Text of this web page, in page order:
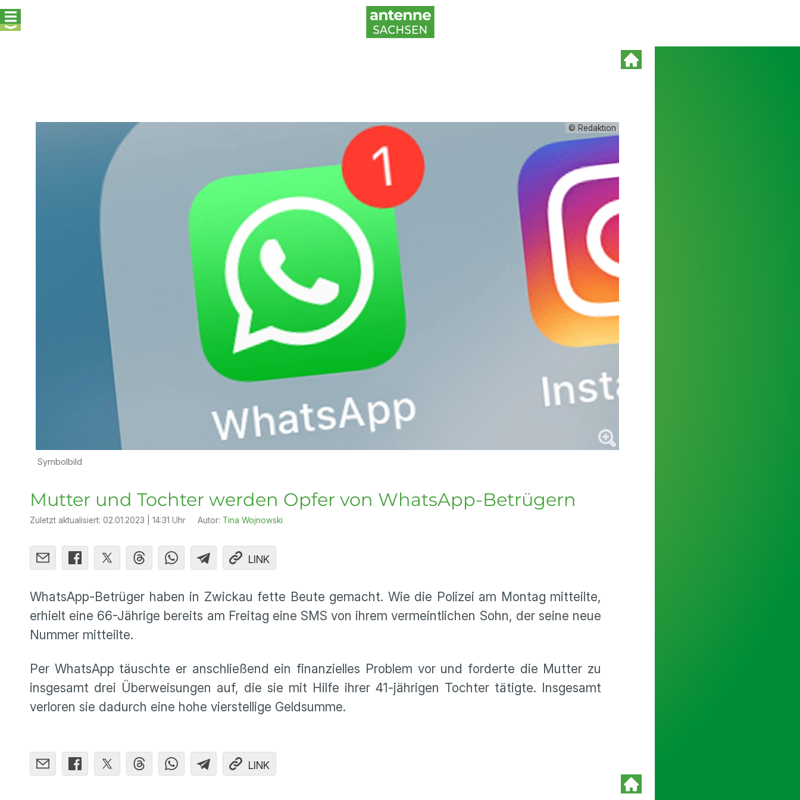
© Redaktion
Symbolbild
Mutter und Tochter werden Opfer von WhatsApp-Betrügern
Zuletzt aktualisiert: 02.01.2023 | 14:31 Uhr Autor: Tina Wojnowski
LINK
WhatsApp-Betrüger haben in Zwickau fette Beute gemacht. Wie die Polizei am Montag mitteilte,
erhielt eine 66-Jährige bereits am Freitag eine SMS von ihrem vermeintlichen Sohn, der seine neue
Nummer mitteilte.
Per WhatsApp täuschte er anschließend ein finanzielles Problem vor und forderte die Mutter zu
insgesamt drei Überweisungen auf, die sie mit Hilfe ihrer 41-jährigen Tochter tätigte. Insgesamt
verloren sie dadurch eine hohe vierstellige Geldsumme.
LINK